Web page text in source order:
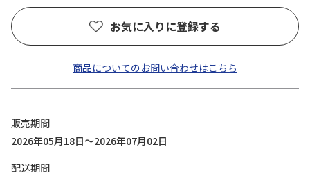
お気に入りに登録する
商品についてのお問い合わせはこちら
販売期間
2026年05月18日～2026年07月02日
配送期間